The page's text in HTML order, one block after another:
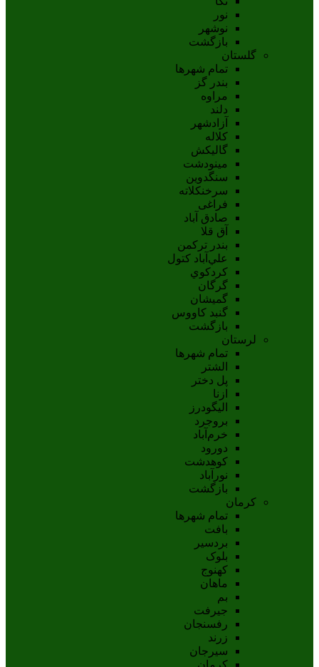
نور
نوشهر
بازگشت
گلستان
تمام شهر‌ها
بندر گز
مراوه
دلند
آزادشهر
کلاله
گالیکش
مینودشت
سنگدوین
سرخنکلاته
فراغی
صادق آباد
آق قلا
بندر ترکمن
علي‌آباد کتول
کردکوي
گرگان
گميشان
گنبد کاووس
بازگشت
لرستان
تمام شهر‌ها
الشتر
پل دختر
ازنا
اليگودرز
بروجرد
خرم‌آباد
دورود
کوهدشت
نورآباد
بازگشت
کرمان
تمام شهر‌ها
بافت
بردسیر
بلوک
کهنوج
ماهان
بم
جيرفت
رفسنجان
زرند
سيرجان
کرمان